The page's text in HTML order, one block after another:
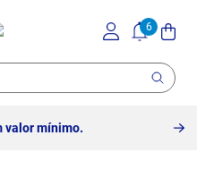
valor mínimo.